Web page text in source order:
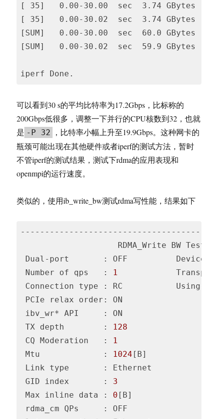
[ 35]   0.00-30.00  sec  3.74 GBytes
[ 35]   0.00-30.02  sec  3.74
[SUM]   0.00-30.00  sec  60.0
[SUM]   0.00-30.02  sec  59.9
可以看到30 s的平均比特率为17.2Gbps，比标称的
200Gbps低很多，调整一下并行的CPU核数到32，也就
是 -P 32
，比特率小幅上升至19.9Gbps。这种网卡的
瓶颈可能出现在其他硬件或者iperf的测试方法，暂时
不管iperf的测试结果，测试下rdma的应用表现和
openmpi的运行速度。
类似的，使用ib_write_bw测试rdma写性能，结果如下
                    RDMA_Write BW Test
Dual-port       : OFF          Device
Number of qps   : 1
Connection type : RC           Using
PCIe relax order: ON
ibv_wr* API     : ON
TX depth        : 128
CQ Moderation   : 1
Mtu             : 1024 [B]
Link type       : Ethernet
GID index       : 3
Max inline data : 0 [B]
rdma_cm QPs     : OFF